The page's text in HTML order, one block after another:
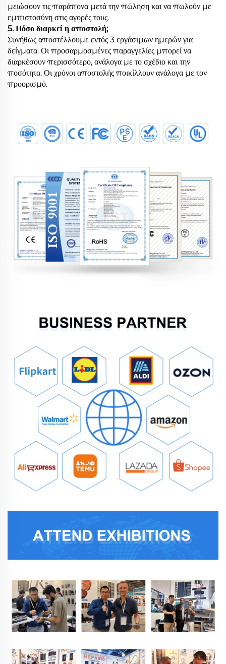
μειώσουν τις παράπονα μετά την πώληση και να πωλούν με
εμπιστοσύνη στις αγορές τους.
5. Πόσο διαρκεί η αποστολή;
Συνήθως αποστέλλουμε εντός 3 εργάσιμων ημερών για
δείγματα. Οι προσαρμοσμένες παραγγελίες μπορεί να
διαρκέσουν περισσότερο, ανάλογα με το σχέδιο και την
ποσότητα. Οι χρόνοι αποστολής ποικίλλουν ανάλογα με τον
προορισμό.